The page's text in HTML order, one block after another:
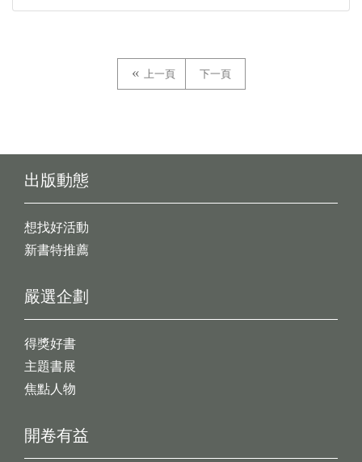
上一頁 下一頁
出版動態
想找好活動
新書特推薦
開卷有益
嚴選企劃
得獎好書
主題書展
焦點人物